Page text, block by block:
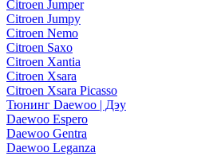
Citroen Jumper
Citroen Jumpy
Citroen Nemo
Citroen Saxo
Citroen Xantia
Citroen Xsara
Citroen Xsara Picasso
Тюнинг Daewoo | Дэу
Daewoo Espero
Daewoo Gentra
Daewoo Leganza